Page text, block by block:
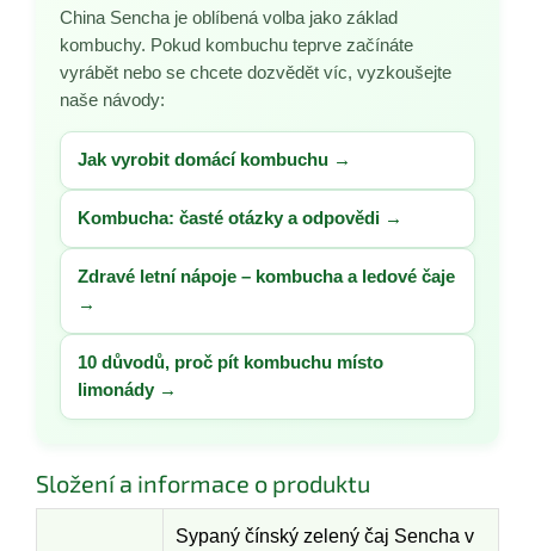
China Sencha je oblíbená volba jako základ
kombuchy. Pokud kombuchu teprve začínáte
vyrábět nebo se chcete dozvědět víc, vyzkoušejte
naše návody:
Jak vyrobit domácí kombuchu →
Kombucha: časté otázky a odpovědi →
Zdravé letní nápoje – kombucha a ledové čaje
→
10 důvodů, proč pít kombuchu místo
limonády →
Složení a informace o produktu
Sypaný čínský zelený čaj Sencha v